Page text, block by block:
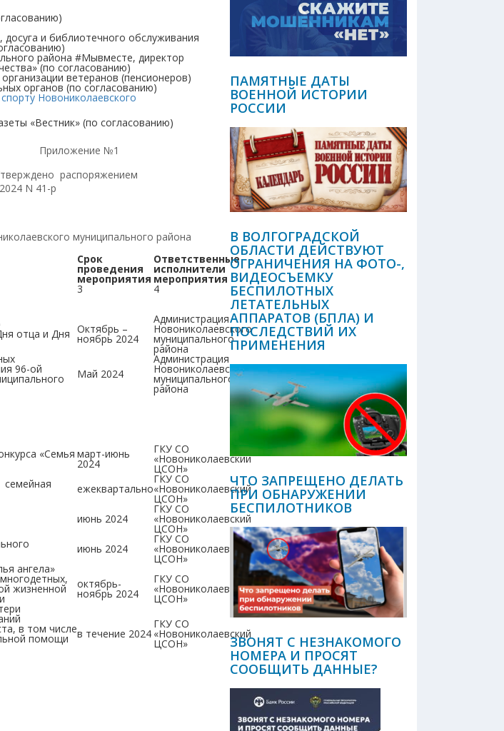
и библиотечного обслуживания
района #Мывместе, директор
(по согласованию)
ветеранов (пенсионеров)
органов (по согласованию)
Новониколаевского
«Вестник» (по согласованию)
№1
N 41-р
муниципального района
Срок
проведения
мероприятия
Ответственные
исполнители
мероприятия
3 4
отца и Дня Октябрь –
ноябрь 2024
Администрация
Новониколаевского
муниципального
района
96-ой Май 2024
Администрация
Новониколаевского
муниципального
района
«Семья март-июнь
2024
ГКУ СО
«Новониколаевский
ЦСОН»
семейная
ежеквартально
ГКУ СО
«Новониколаевский
ЦСОН»
июнь 2024
ГКУ СО
«Новониколаевский
ЦСОН»
июнь 2024
ГКУ СО
«Новониколаевский
ЦСОН»
ангела»
жизненной октябрь-
ноябрь 2024
ГКУ СО
«Новониколаевский
ЦСОН»
в том числе
помощи в течение 2024
ГКУ СО
«Новониколаевский
ЦСОН»
ПАМЯТНЫЕ ДАТЫ
ВОЕННОЙ ИСТОРИИ
РОССИИ
В ВОЛГОГРАДСКОЙ
ОБЛАСТИ ДЕЙСТВУЮТ
ОГРАНИЧЕНИЯ НА ФОТО-,
ВИДЕОСЪЕМКУ
БЕСПИЛОТНЫХ
ЛЕТАТЕЛЬНЫХ
АППАРАТОВ (БПЛА) И
ПОСЛЕДСТВИЙ ИХ
ПРИМЕНЕНИЯ
ЧТО ЗАПРЕЩЕНО ДЕЛАТЬ
ПРИ ОБНАРУЖЕНИИ
БЕСПИЛОТНИКОВ
ЗВОНЯТ С НЕЗНАКОМОГО
НОМЕРА И ПРОСЯТ
СООБЩИТЬ ДАННЫЕ?